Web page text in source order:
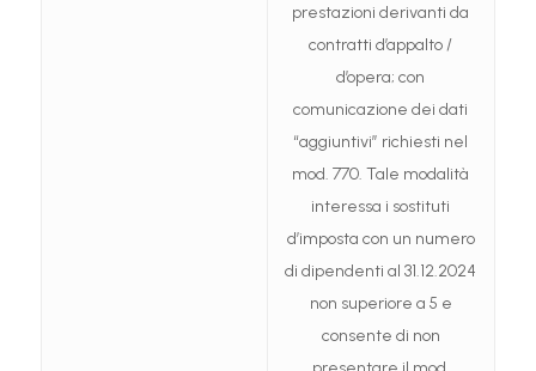
prestazioni derivanti da
contratti d’appalto /
d’opera; con
comunicazione dei dati
“aggiuntivi” richiesti nel
mod. 770. Tale modalità
interessa i sostituti
d’imposta con un numero
di dipendenti al 31.12.2024
non superiore a 5 e
consente di non